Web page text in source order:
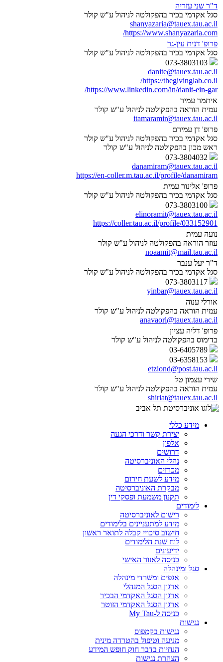
ד"ר שני עזריה
סגל אקדמי בכיר בהפקולטה לניהול ע"ש קולר
shanyazaria@tauex.tau.ac.il
https://www.shanyazaria.com/
פרופ' דנית עין-גר
סגל אקדמי בכיר בהפקולטה לניהול ע"ש קולר
danite@tauex.tau.ac.il
https://thegivinglab.co.il/
https://www.linkedin.com/in/danit-ein-gar/
איתמר עמיר
עמית הוראה בהפקולטה לניהול ע"ש קולר
itamaramir@tauex.tau.ac.il
פרופ' דן עמירם
סגל אקדמי בכיר בהפקולטה לניהול ע"ש קולר
ראש מכון בהפקולטה לניהול ע"ש קולר
danamiram@tauex.tau.ac.il
https://en-coller.m.tau.ac.il/profile/danamiram
פרופ' אלינור עמית
סגל אקדמי בכיר בהפקולטה לניהול ע"ש קולר
elinoramit@tauex.tau.ac.il
https://coller.tau.ac.il/profile/033152901
נועה עמית
עוזר הוראה בהפקולטה לניהול ע"ש קולר
noaamit@mail.tau.ac.il
ד"ר יעל ענבר
סגל אקדמי בכיר בהפקולטה לניהול ע"ש קולר
yinbar@tauex.tau.ac.il
אורלי ענוה
עמית הוראה בהפקולטה לניהול ע"ש קולר
anavaorl@tauex.tau.ac.il
פרופ' דליה עציון
בדימוס בהפקולטה לניהול ע"ש קולר
etziond@post.tau.ac.il
שירי עצמון טל
עמית הוראה בהפקולטה לניהול ע"ש קולר
shiriat@tauex.tau.ac.il
מידע כללי
יצירת קשר ודרכי הגעה
אלפון
דרושים
נהלי האוניברסיטה
מכרזים
מידע לשעת חירום
מבקרת האוניברסיטה
תקנון משמעת ופסקי דין
לימודים
רישום לאוניברסיטה
מידע למתעניינים בלימודים
חישוב סיכויי קבלה לתואר ראשון
לוח שנת הלימודים
ידיעונים
כניסה לאזור האישי
סגל ומינהלה
אגפים ומשרדי מינהלה
ארגון הסגל המנהלי
ארגון הסגל האקדמי הבכיר
ארגון הסגל האקדמי הזוטר
כניסה ל-My Tau
נגישות
נגישות בקמפוס
מניעה וטיפול בהטרדה מינית
הנחיות בדבר חוק חופש המידע
הצהרת נגישות